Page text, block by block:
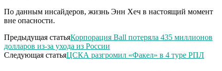
По данным инсайдеров, жизнь Энн Хеч в настоящий момент
вне опасности.
Предыдущая статьяКорпорация Ball потеряла 435 миллионов
долларов из-за ухода из России
Следующая статьяЦСКА разгромил «Факел» в 4 туре РПЛ